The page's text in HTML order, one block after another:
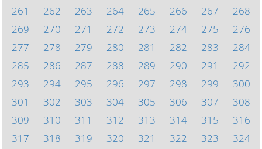
261
262 263 264 265 266 267
268
269
270 271 272 273 274 275
276
277
278 279 280 281 282 283
284
285
286 287 288 289 290 291
292
293
294 295 296 297 298 299
300
301
302 303 304 305 306 307
308
309
310 311 312 313 314 315
316
317
318 319 320 321 322 323
324